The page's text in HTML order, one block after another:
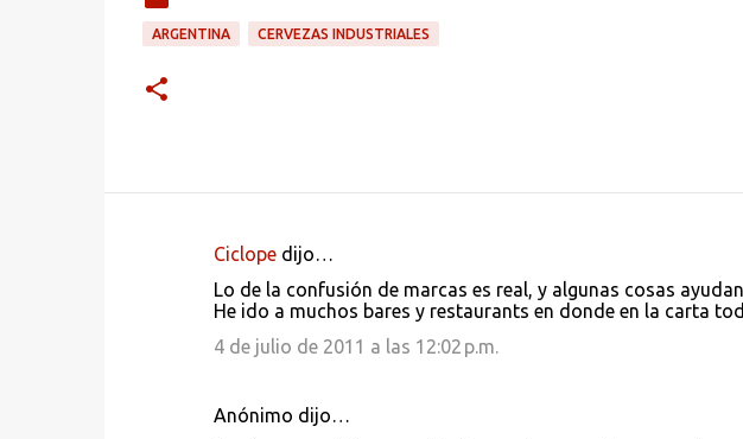
ARGENTINA CERVEZAS INDUSTRIALES
Ciclopedijo…
Lo de la confusión de marcas es real, y algunas cosas
He ido a muchos bares y restaurants en donde en la carta
4 de julio de 2011 a las 12:02 p.m.
Anónimo dijo…